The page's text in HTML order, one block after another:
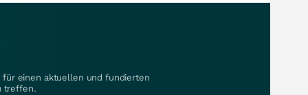
für einen aktuellen und fundierten
treffen.